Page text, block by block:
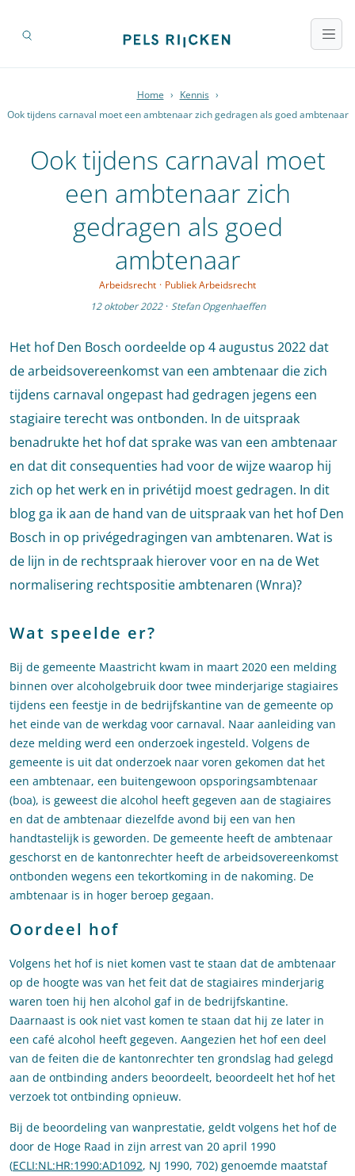
Home › Kennis ›
Ook tijdens carnaval moet een ambtenaar zich gedragen als goed ambtenaar
Ook tijdens carnaval moet
een ambtenaar zich
gedragen als goed
ambtenaar
Arbeidsrecht · Publiek Arbeidsrecht
12 oktober 2022 · Stefan Opgenhaeffen
Het hof Den Bosch oordeelde op 4 augustus 2022 dat
de arbeidsovereenkomst van een ambtenaar die zich
tijdens carnaval ongepast had gedragen jegens een
stagiaire terecht was ontbonden. In de uitspraak
benadrukte het hof dat sprake was van een ambtenaar
en dat dit consequenties had voor de wijze waarop hij
zich op het werk en in privétijd moest gedragen. In dit
blog ga ik aan de hand van de uitspraak van het hof Den
Bosch in op privégedragingen van ambtenaren. Wat is
de lijn in de rechtspraak hierover voor en na de Wet
normalisering rechtspositie ambtenaren (Wnra)?
Wat speelde er?
Bij de gemeente Maastricht kwam in maart 2020 een melding
binnen over alcoholgebruik door twee minderjarige stagiaires
tijdens een feestje in de bedrijfskantine van de gemeente op
het einde van de werkdag voor carnaval. Naar aanleiding van
deze melding werd een onderzoek ingesteld. Volgens de
gemeente is uit dat onderzoek naar voren gekomen dat het
een ambtenaar, een buitengewoon opsporingsambtenaar
(boa), is geweest die alcohol heeft gegeven aan de stagiaires
en dat de ambtenaar diezelfde avond bij een van hen
handtastelijk is geworden. De gemeente heeft de ambtenaar
geschorst en de kantonrechter heeft de arbeidsovereenkomst
ontbonden wegens een tekortkoming in de nakoming. De
ambtenaar is in hoger beroep gegaan.
Oordeel hof
Volgens het hof is niet komen vast te staan dat de ambtenaar
op de hoogte was van het feit dat de stagiaires minderjarig
waren toen hij hen alcohol gaf in de bedrijfskantine.
Daarnaast is ook niet vast komen te staan dat hij ze later in
een café alcohol heeft gegeven. Aangezien het hof een deel
van de feiten die de kantonrechter ten grondslag had gelegd
aan de ontbinding anders beoordeelt, beoordeelt het hof het
verzoek tot ontbinding opnieuw.
Bij de beoordeling van wanprestatie, geldt volgens het hof de
door de Hoge Raad in zijn arrest van 20 april 1990
(ECLI:NL:HR:1990:AD1092, NJ 1990, 702) genoemde maatstaf